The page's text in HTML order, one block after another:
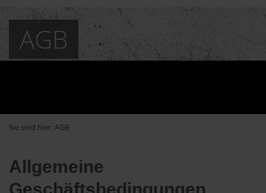
AGB
Sie sind hier: AGB
Allgemeine